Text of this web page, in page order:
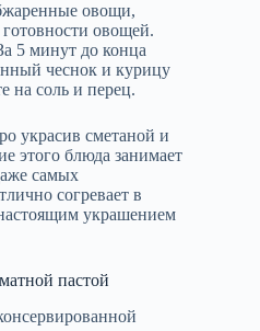
овощи,
овощей.
5 минут до конца
чеснок и курицу
на соль и перец.
украсив сметаной и
этого блюда занимает
самых
согревает в
украшением
пастой